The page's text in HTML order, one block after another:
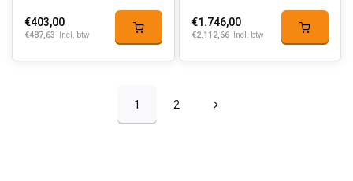
€403,00
€487,63 Incl. btw
€1.746,00
€2.112,66 Incl. btw
1 2